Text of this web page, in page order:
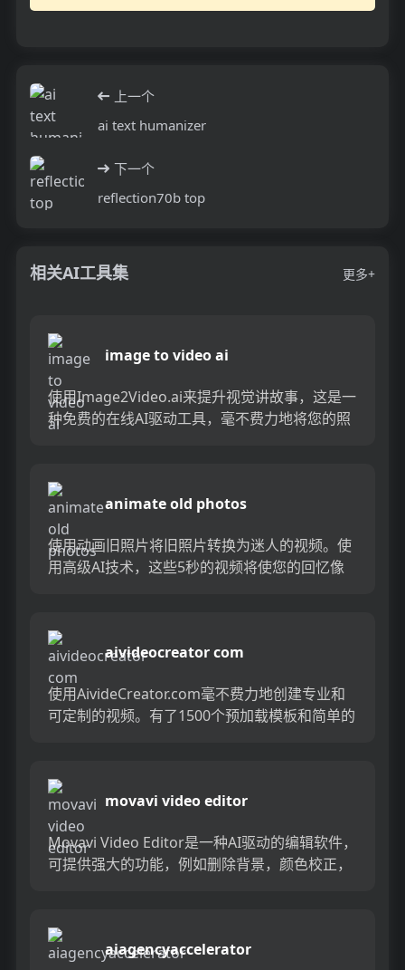
上一个
ai text humanizer
下一个
reflection70b top
相关AI工具集 更多+
image to video ai
使用Image2Video.ai来提升视觉讲故事，这是一
种免费的在线AI驱动工具，毫不费力地将您的照
animate old photos
使用动画旧照片将旧照片转换为迷人的视频。使
用高级AI技术，这些5秒的视频将使您的回忆像
aivideocreator com
使用AivideCreator.com毫不费力地创建专业和
可定制的视频。有了1500个预加载模板和简单的
movavi video editor
Movavi Video Editor是一种AI驱动的编辑软件，
可提供强大的功能，例如删除背景，颜色校正，
aiagencyaccelerator